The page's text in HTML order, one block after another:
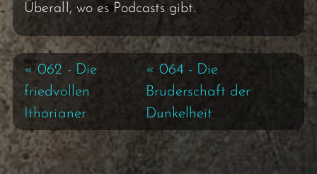
Überall, wo es Podcasts gibt.
« 062 - Die
friedvollen
Ithorianer
« 064 - Die
Bruderschaft der
Dunkelheit